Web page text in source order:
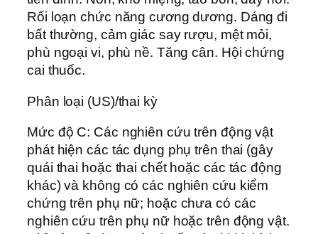
Rối loạn chức năng cương dương. Dáng đi
bất thường, cảm giác say rượu, mệt mỏi,
phù ngoại vi, phù nề. Tăng cân. Hội chứng
cai thuốc.
Phân loại (US)/thai kỳ
Mức độ C: Các nghiên cứu trên động vật
phát hiện các tác dụng phụ trên thai (gây
quái thai hoặc thai chết hoặc các tác động
khác) và không có các nghiên cứu kiểm
chứng trên phụ nữ; hoặc chưa có các
nghiên cứu trên phụ nữ hoặc trên động vật.